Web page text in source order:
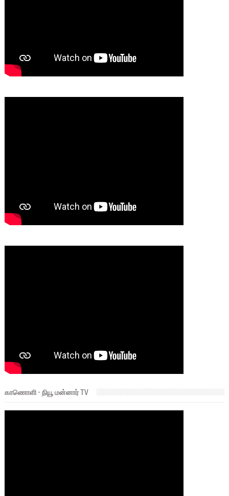
காணொளி - நியூ மன்னார் TV